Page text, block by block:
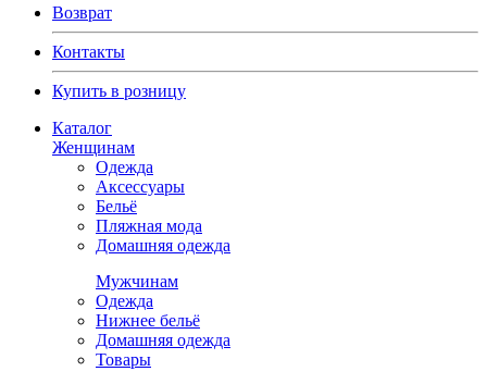
Возврат
Контакты
Купить в розницу
Каталог
Женщинам
Одежда
Аксессуары
Бельё
Пляжная мода
Домашняя одежда
Мужчинам
Одежда
Нижнее бельё
Домашняя одежда
Товары